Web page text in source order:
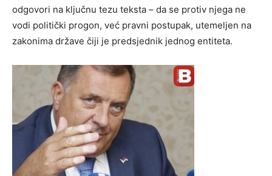
odgovori na ključnu tezu teksta – da se protiv njega ne
vodi politički progon, već pravni postupak, utemeljen na
zakonima države čiji je predsjednik jednog entiteta.